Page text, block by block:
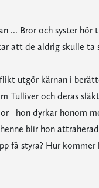
... Bror och syster
att de aldrig skulle ta
utgör kärnan i
Tulliver och deras
hon dyrkar honom
blir hon
få styra? Hur